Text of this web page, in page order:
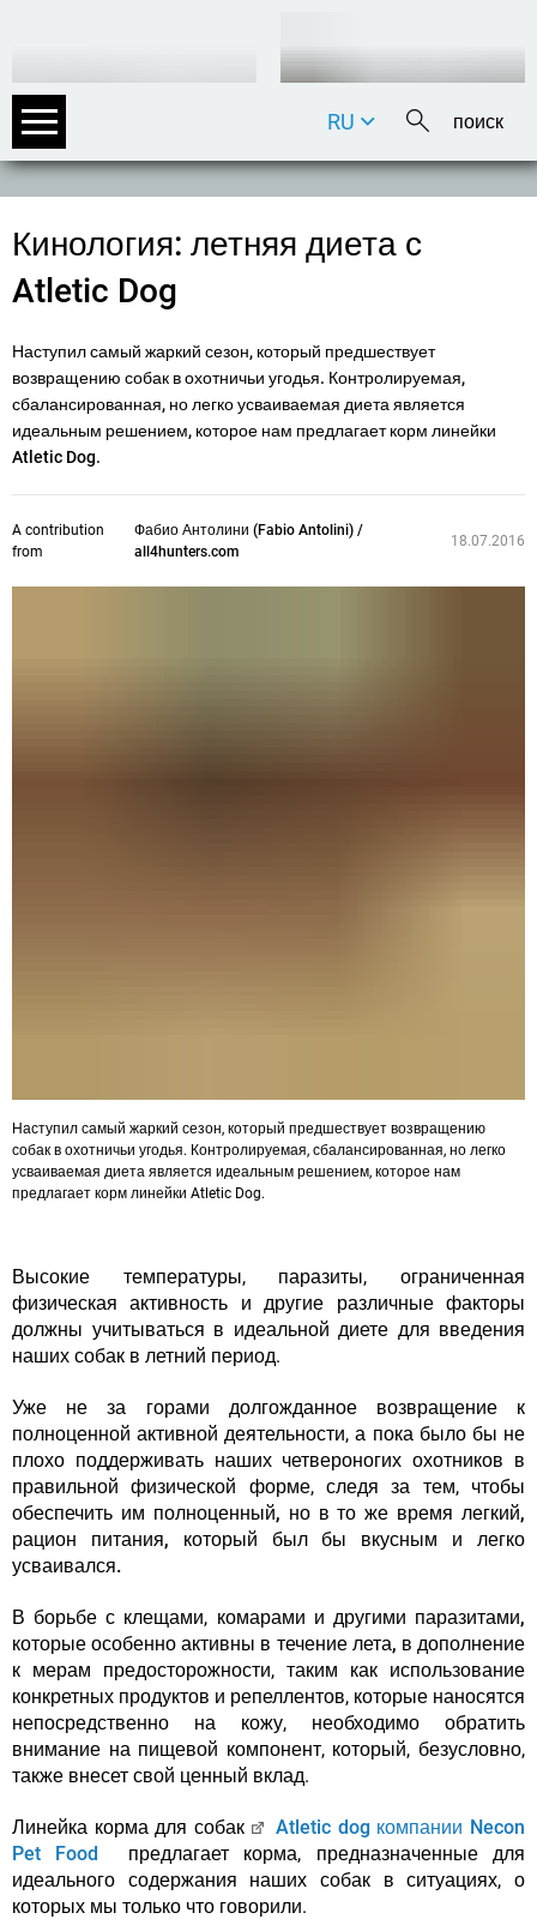
DE
IT
RU
Кинология: летняя диета с
Atletic Dog
Наступил самый жаркий сезон, который предшествует
возвращению собак в охотничьи угодья. Контролируемая,
сбалансированная, но легко усваиваемая диета является
идеальным решением, которое нам предлагает корм линейки
Atletic Dog.
A contribution
from
Фабио Антолини (Fabio Antolini) /
all4hunters.com
18.07.2016
Наступил самый жаркий сезон, который предшествует возвращению
собак в охотничьи угодья. Контролируемая, сбалансированная, но легко
усваиваемая диета является идеальным решением, которое нам
предлагает корм линейки Atletic Dog.
Высокие температуры, паразиты, ограниченная
физическая активность и другие различные факторы
должны учитываться в идеальной диете для введения
наших собак в летний период.
Уже не за горами долгожданное возвращение к
полноценной активной деятельности, а пока было бы не
плохо поддерживать наших четвероногих охотников в
правильной физической форме, следя за тем, чтобы
обеспечить им полноценный, но в то же время легкий,
рацион питания, который был бы вкусным и легко
усваивался.
В борьбе с клещами, комарами и другими паразитами,
которые особенно активны в течение лета, в дополнение
к мерам предосторожности, таким как использование
конкретных продуктов и репеллентов, которые наносятся
непосредственно на кожу, необходимо обратить
внимание на пищевой компонент, который, безусловно,
также внесет свой ценный вклад.
Линейка корма для собак
Atletic dog компании Necon
Pet Food
предлагает корма, предназначенные для
идеального содержания наших собак в ситуациях, о
которых мы только что говорили.